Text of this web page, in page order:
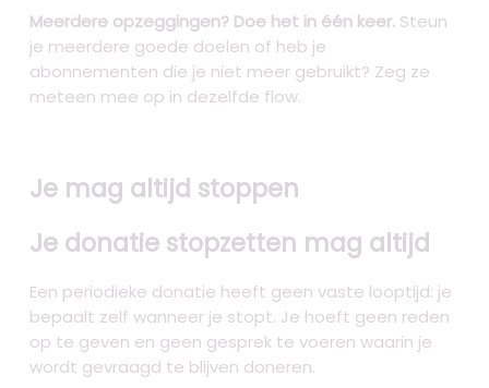
Meerdere opzeggingen? Doe het in één keer. Steun
je meerdere goede doelen of heb je
abonnementen die je niet meer gebruikt? Zeg ze
meteen mee op in dezelfde flow.
Je mag altijd stoppen
Je donatie stopzetten mag altijd
Een periodieke donatie heeft geen vaste looptijd: je
bepaalt zelf wanneer je stopt. Je hoeft geen reden
op te geven en geen gesprek te voeren waarin je
wordt gevraagd te blijven doneren.